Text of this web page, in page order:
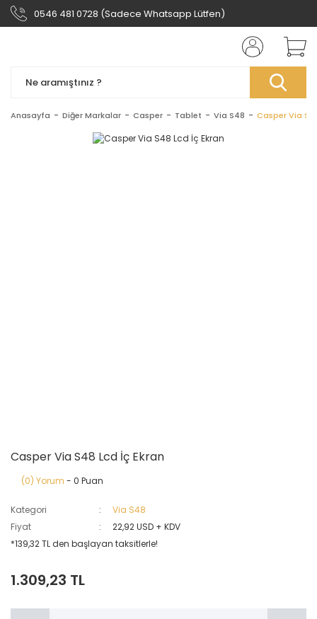
0546 481 0728 (Sadece Whatsapp Lütfen)
Anasayfa Diğer Markalar Casper Tablet Via S48 Casper Via
Casper Via S48 Lcd İç Ekran
(0) Yorum - 0 Puan
Kategori
Via S48
Fiyat
22,92 USD + KDV
*139,32 TL den başlayan taksitlerle!
1.309,23 TL